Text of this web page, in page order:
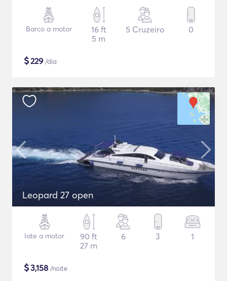
Barco a motor
16 ft
5 m
5 Cruzeiro 0
$229 /dia
Leopard 27 open
Iate a motor
90 ft
27 m
6 3 1
$3,158 /noite